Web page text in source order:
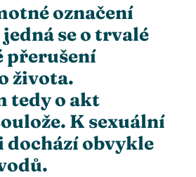
označení
se o trvalé
přerušení
života.
tedy o akt
K sexuální
dochází obvykle